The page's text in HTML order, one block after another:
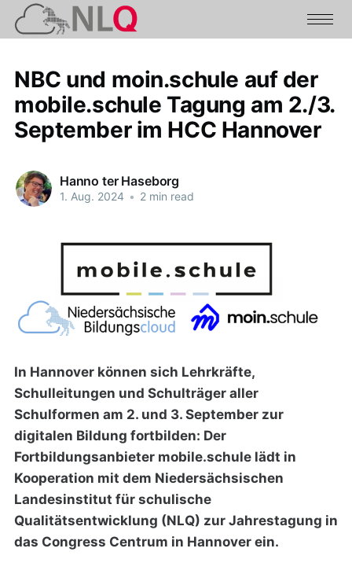
NBC und moin.schule auf der
mobile.schule Tagung am 2./3.
September im HCC Hannover
Hanno ter Haseborg
1. Aug. 2024 • 2 min read
In Hannover können sich Lehrkräfte,
Schulleitungen und Schulträger aller
Schulformen am 2. und 3. September zur
digitalen Bildung fortbilden: Der
Fortbildungsanbieter mobile.schule lädt in
Kooperation mit dem Niedersächsischen
Landesinstitut für schulische
Qualitätsentwicklung (NLQ) zur Jahrestagung in
das Congress Centrum in Hannover ein.